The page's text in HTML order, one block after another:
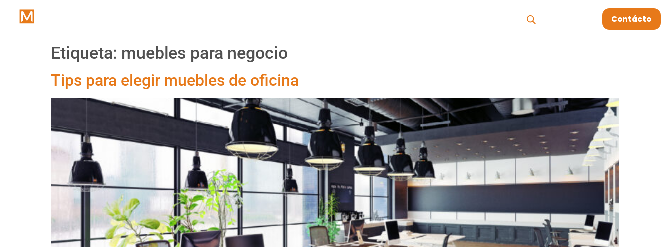
Contácto
Etiqueta: muebles para negocio
Tips para elegir muebles de oficina